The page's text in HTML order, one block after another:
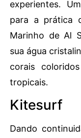
experientes.
para a prática
Marinho de Al
sua água
corais
tropicais.
Kitesurf
Dando